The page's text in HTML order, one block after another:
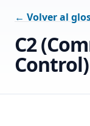
← Volver al
C2
Control)